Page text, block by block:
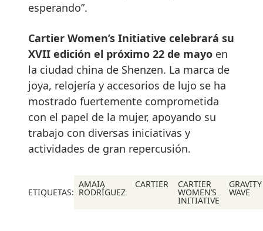
esperando”.
Cartier Women’s Initiative celebrará su
XVII edición el próximo 22 de mayo en
la ciudad china de Shenzen. La marca de
joya, relojería y accesorios de lujo se ha
mostrado fuertemente comprometida
con el papel de la mujer, apoyando su
trabajo con diversas iniciativas y
actividades de gran repercusión.
ETIQUETAS:
AMAIA
RODRÍGUEZ
CARTIER CARTIER
WOMEN’S
INITIATIVE
GRAVITY
WAVE